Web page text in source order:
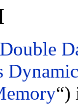
Double
Dynamic
“)